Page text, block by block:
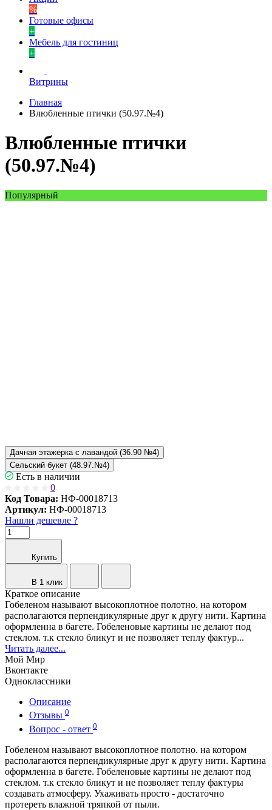
%
Готовые офисы
+
Мебель для гостиниц
+
Витрины
Главная
Влюбленные птички (50.97.№4)
Влюбленные птички
(50.97.№4)
Популярный
Дачная этажерка с лавандой (36.90 №4)
Сельский букет (48.97.№4)
Есть в наличии
0
Код Товара: НФ-00018713
Артикул: НФ-00018713
Нашли дешевле ?
Купить
В 1 клик
Краткое описание
Гобеленом называют высокоплотное полотно. на котором
располагаются перпендикулярные друг к другу нити. Картина
оформленна в багете. Гобеленовые картины не делают под
стеклом. т.к стекло бликут и не позволяет теплу фактур...
Читать далее...
Мой Мир
Вконтакте
Одноклассники
Описание
Отзывы 0
Вопрос - ответ 0
Гобеленом называют высокоплотное полотно. на котором
располагаются перпендикулярные друг к другу нити. Картина
оформленна в багете. Гобеленовые картины не делают под
стеклом. т.к стекло бликут и не позволяет теплу фактуры
создавать атмосферу. Ухаживать просто - достаточно
протереть влажной тряпкой от пыли.